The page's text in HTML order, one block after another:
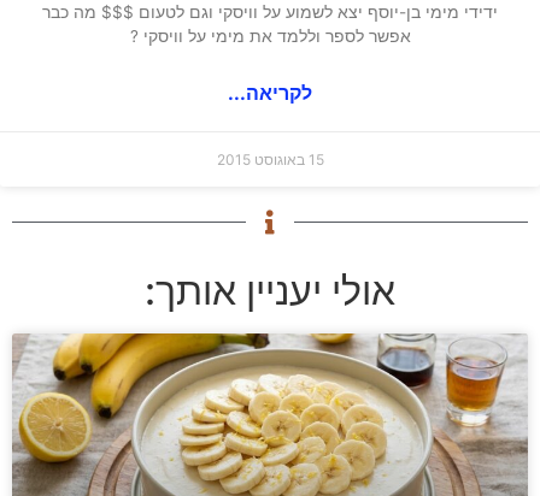
ידידי מימי בן-יוסף יצא לשמוע על וויסקי וגם לטעום $$$ מה כבר
אפשר לספר וללמד את מימי על וויסקי ?
לקריאה...
15 באוגוסט 2015
אולי יעניין אותך: